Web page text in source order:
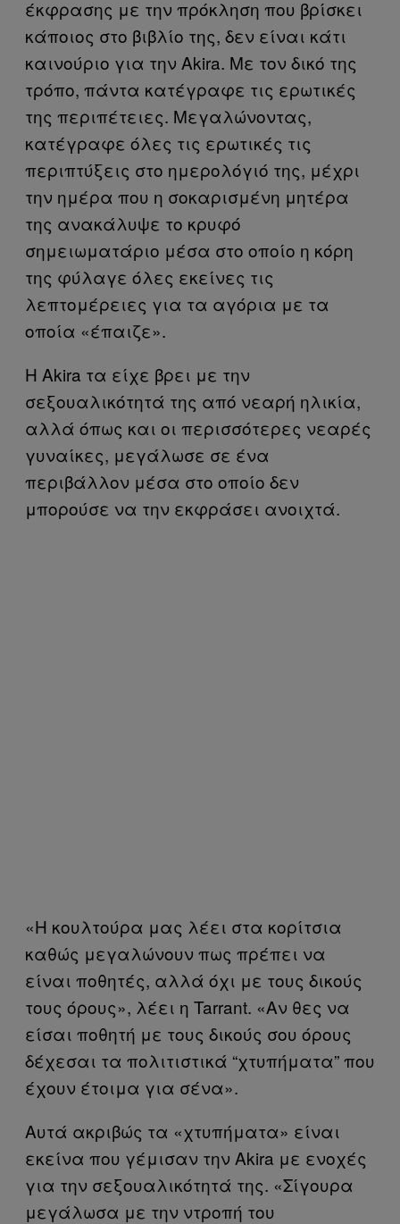
έκφρασης με την πρόκληση που βρίσκει
κάποιος στο βιβλίο της, δεν είναι κάτι
καινούριο για την Akira. Με τον δικό της
τρόπο, πάντα κατέγραφε τις ερωτικές
της περιπέτειες. Μεγαλώνοντας,
κατέγραφε όλες τις ερωτικές τις
περιπτύξεις στο ημερολόγιό της, μέχρι
την ημέρα που η σοκαρισμένη μητέρα
της ανακάλυψε το κρυφό
σημειωματάριο μέσα στο οποίο η κόρη
της φύλαγε όλες εκείνες τις
λεπτομέρειες για τα αγόρια με τα
οποία «έπαιζε».
Η Akira τα είχε βρει με την
σεξουαλικότητά της από νεαρή ηλικία,
αλλά όπως και οι περισσότερες νεαρές
γυναίκες, μεγάλωσε σε ένα
περιβάλλον μέσα στο οποίο δεν
μπορούσε να την εκφράσει ανοιχτά.
«Η κουλτούρα μας λέει στα κορίτσια
καθώς μεγαλώνουν πως πρέπει να
είναι ποθητές, αλλά όχι με τους δικούς
τους όρους», λέει η Tarrant. «Αν θες να
είσαι ποθητή με τους δικούς σου όρους
δέχεσαι τα πολιτιστικά “χτυπήματα” που
έχουν έτοιμα για σένα».
Αυτά ακριβώς τα «χτυπήματα» είναι
εκείνα που γέμισαν την Akira με ενοχές
για την σεξουαλικότητά της. «Σίγουρα
μεγάλωσα με την ντροπή του